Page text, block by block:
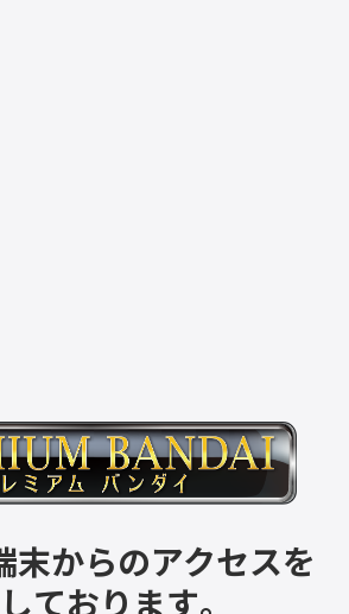
末からのアクセスを
ております。